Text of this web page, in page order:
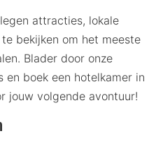
attracties, lokale
bekijken om het meeste
Blader door onze
boek een hotelkamer in
jouw volgende avontuur!